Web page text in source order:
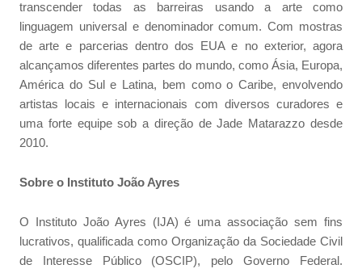
transcender todas as barreiras usando a arte como
linguagem universal e denominador comum. Com mostras
de arte e parcerias dentro dos EUA e no exterior, agora
alcançamos diferentes partes do mundo, como Ásia, Europa,
América do Sul e Latina, bem como o Caribe, envolvendo
artistas locais e internacionais com diversos curadores e
uma forte equipe sob a direção de Jade Matarazzo desde
2010.
Sobre o Instituto João Ayres
O Instituto João Ayres (IJA) é uma associação sem fins
lucrativos, qualificada como Organização da Sociedade Civil
de Interesse Público (OSCIP), pelo Governo Federal.